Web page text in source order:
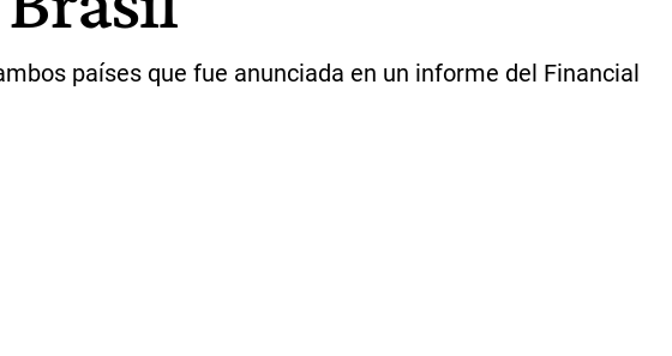
países que fue anunciada en un informe del Financial